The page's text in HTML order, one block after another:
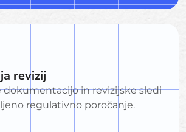
revizij
dokumentacijo in revizijske sledi
regulativno poročanje.